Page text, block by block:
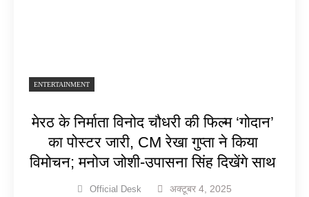
ENTERTAINMENT
मेरठ के निर्माता विनोद चौधरी की फिल्म ‘गोदान’
का पोस्टर जारी, CM रेखा गुप्ता ने किया
विमोचन; मनोज जोशी-उपासना सिंह दिखेंगे साथ
Official Desk अक्टूबर 4, 2025